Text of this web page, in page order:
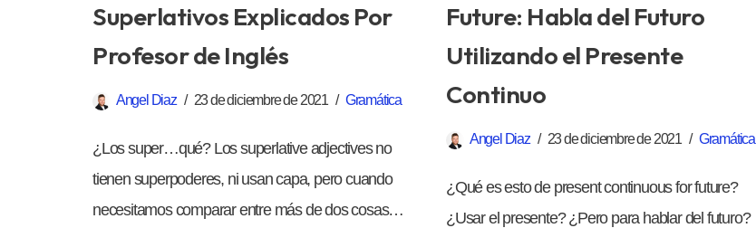
Superlativos Explicados Por
Profesor de Inglés
Angel Diaz 23 de diciembre de 2021 Gramática
¿Los super…qué? Los superlative adjectives no
tienen superpoderes, ni usan capa, pero cuando
necesitamos comparar entre más de dos cosas…
Future: Habla del Futuro
Utilizando el Presente
Continuo
Angel Diaz 23 de diciembre de 2021 Gramática
¿Qué es esto de present continuous for future?
¿Usar el presente? ¿Pero para hablar del futuro?